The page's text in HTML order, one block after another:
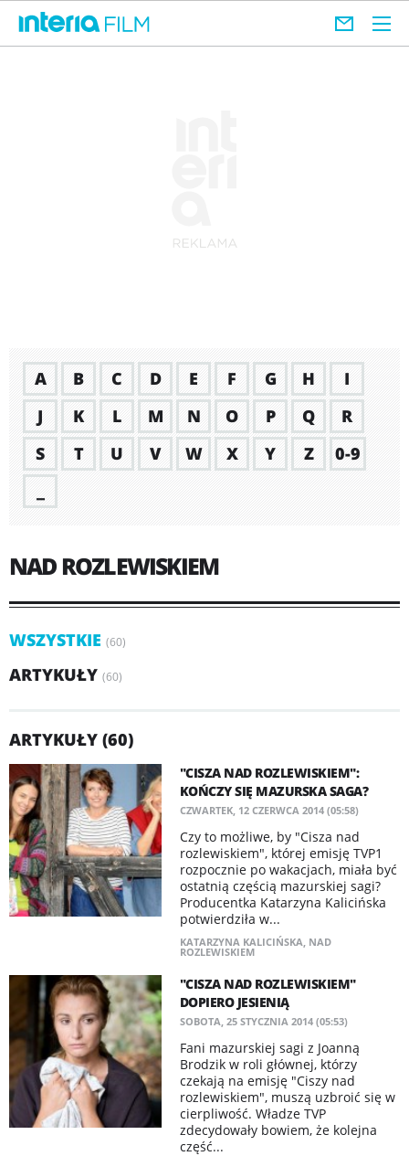
A B C D E F G H
I
J
K L M N O P Q
R
S
T U V W X Y Z
0-9
NAD ROZLEWISKIEM
WSZYSTKIE (60)
ARTYKUŁY (60)
ARTYKUŁY (60)
"CISZA NAD ROZLEWISKIEM":
KOŃCZY SIĘ MAZURSKA SAGA?
CZWARTEK, 12 CZERWCA 2014 (05:58)
Czy to możliwe, by "Cisza nad
rozlewiskiem", której emisję TVP1
rozpocznie po wakacjach, miała być
ostatnią częścią mazurskiej sagi?
Producentka Katarzyna Kalicińska
potwierdziła w...
KATARZYNA KALICIŃSKA, NAD
ROZLEWISKIEM
"CISZA NAD ROZLEWISKIEM"
DOPIERO JESIENIĄ
SOBOTA, 25 STYCZNIA 2014 (05:53)
Fani mazurskiej sagi z Joanną
Brodzik w roli głównej, którzy
czekają na emisję "Ciszy nad
rozlewiskiem", muszą uzbroić się w
cierpliwość. Władze TVP
zdecydowały bowiem, że kolejna
część...